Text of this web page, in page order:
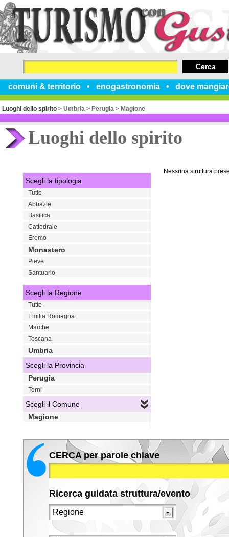
comuni & territorio enogastronomia dove
Cerca
Luoghi dello spirito > Umbria > Perugia > Magione
Luoghi dello spirito
Nessuna struttura
Scegli la tipologia
Tutte
Abbazie
Basilica
Cattedrale
Eremo
Monastero
Pieve
Santuario
Scegli la Regione
Tutte
Emilia Romagna
Marche
Toscana
Umbria
Scegli la Provincia
Perugia
Terni
Scegli il Comune
Magione
CERCA per parole chiave
Ricerca guidata struttura/evento